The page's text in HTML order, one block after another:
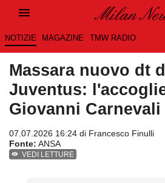
NOTIZIE MAGAZINE TMW RADIO
Massara nuovo dt
Juventus:
Giovanni Carnevali
07.07.2026 16:24 di Francesco Finulli
Fonte: ANSA
VEDI LETTURE